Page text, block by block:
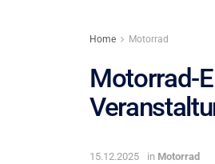
Home Motorrad
Motorrad-
15.12.2025 in Motorrad